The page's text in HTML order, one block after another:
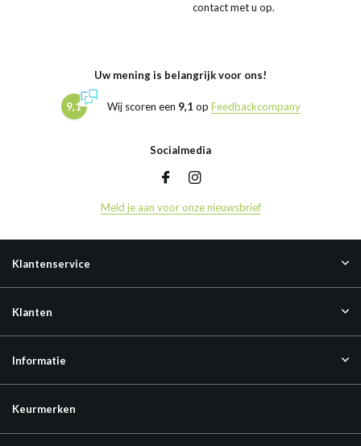
contact met u op.
Uw mening is belangrijk voor ons!
9,1 Wij scoren een 9,1 op Feedbackcompany
Socialmedia
Meld je aan voor onze nieuwsbrief
Klantenservice
Klanten
Informatie
Keurmerken